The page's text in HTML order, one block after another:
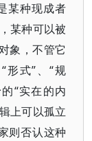
某种现成者
某种可以被
象，不管它
形式”、“规
“实在的内
上可以孤立
则否认这种